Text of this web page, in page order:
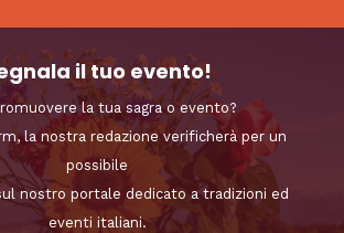
il tuo evento!
la tua sagra o evento?
la nostra redazione verificherà per un
possibile
nostro portale dedicato a tradizioni ed
eventi italiani.